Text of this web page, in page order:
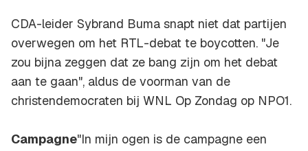
CDA-leider Sybrand Buma snapt niet dat partijen
overwegen om het RTL-debat te boycotten. "Je
zou bijna zeggen dat ze bang zijn om het debat
aan te gaan", aldus de voorman van de
christendemocraten bij WNL Op Zondag op NPO1.
Campagne"In mijn ogen is de campagne een